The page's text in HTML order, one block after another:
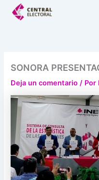
SONORA
Deja un comentario / Por